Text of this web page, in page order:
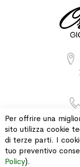
INFORMAZIONI
Per offrire una
sito utilizza cookie
di terze parti. I
tuo preventivo
Policy).